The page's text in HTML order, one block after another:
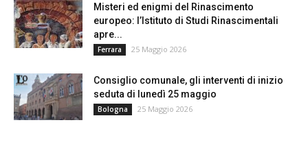
Misteri ed enigmi del Rinascimento
europeo: l’Istituto di Studi Rinascimentali
apre...
Ferrara 25 Maggio 2026
Consiglio comunale, gli interventi di inizio
seduta di lunedì 25 maggio
Bologna 25 Maggio 2026